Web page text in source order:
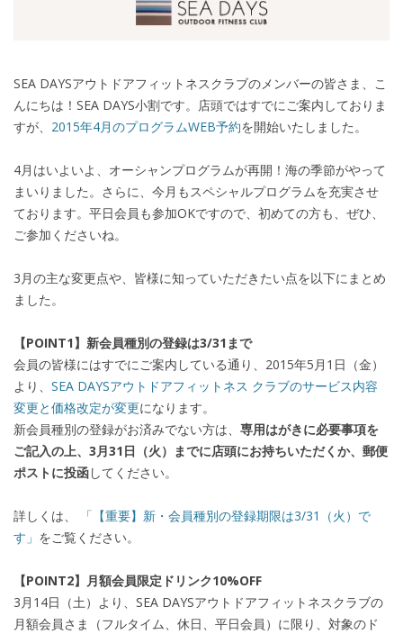
SEA DAYSアウトドアフィットネスクラブのメンバーの皆さま、こ
んにちは！SEA DAYS小割です。店頭ではすでにご案内しておりま
すが、 2015年4月のプログラムWEB予約を開始いたしました。
4月はいよいよ、オーシャンプログラムが再開！海の季節がやって
まいりました。さらに、今月もスペシャルプログラムを充実させ
ております。平日会員も参加OKですので、初めての方も、ぜひ、
ご参加くださいね。
3月の主な変更点や、皆様に知っていただきたい点を以下にまとめ
ました。
【POINT1】新会員種別の登録は3/31まで
会員の皆様にはすでにご案内している通り、2015年5月1日（金）
より、 SEA DAYSアウトドアフィットネス クラブのサービス内容
変更と価格改定が変更になります。
新会員種別の登録がお済みでない方は、 専用はがきに必要事項を
ご記入の上、3月31日（火）までに店頭にお持ちいただくか、郵便
ポストに投函してください。
詳しくは、
「【重要】新・会員種別の登録期限は3/31（火）で
す」 をご覧ください。
【POINT2】月額会員限定ドリンク10%OFF
3月14日（土）より、SEA DAYSアウトドアフィットネスクラブの
月額会員さま（フルタイム、休日、平日会員）に限り、対象のド